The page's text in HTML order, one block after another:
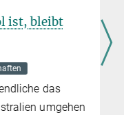
bleibt
das
umgehen